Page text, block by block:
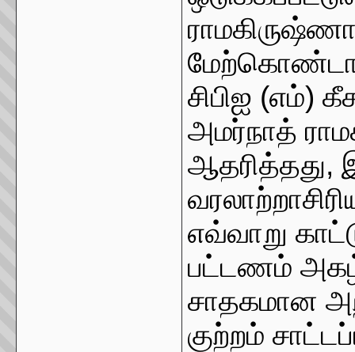
சிபிஐ (எம்)
அமர்நாத்
ஆதரித்தது,
எவ்வாறு
பட்டணம்
சாதகமான
குற்றம்